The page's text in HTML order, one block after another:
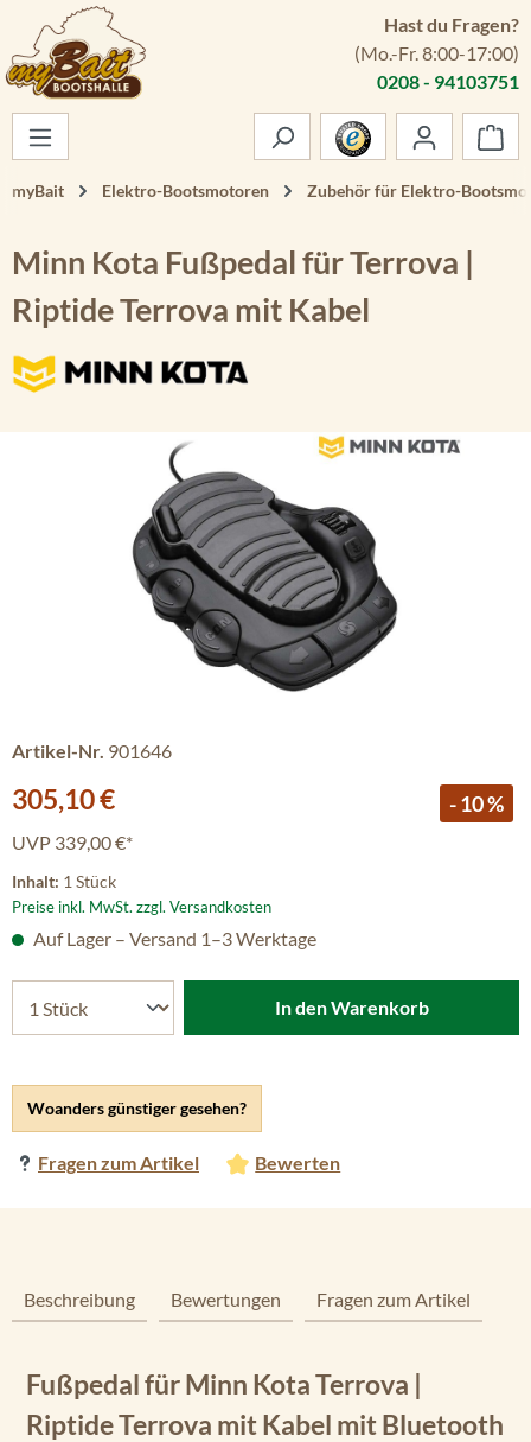
Zum Hauptinhalt springen
Hast du Fragen?
(Mo.-Fr. 8:00-17:00)
0208 - 94103751
myBait Elektro-Bootsmotoren Zubehör für Elektro-
Minn Kota Fußpedal für Terrova |
Riptide Terrova mit Kabel
Bildergalerie überspringen
Artikel-Nr. 901646
Verkaufspreis:
305,10 € - 10 %
UVP 339,00 €*
Inhalt: 1 Stück
Preise inkl. MwSt. zzgl. Versandkosten
Woanders günstiger gesehen?
Fragen zum Artikel Bewerten
Auf Lager – Versand 1–3 Werktage
In den Warenkorb
Beschreibung Bewertungen Fragen zum Artikel
Fußpedal für Minn Kota Terrova |
Riptide Terrova mit Kabel mit Bluetooth